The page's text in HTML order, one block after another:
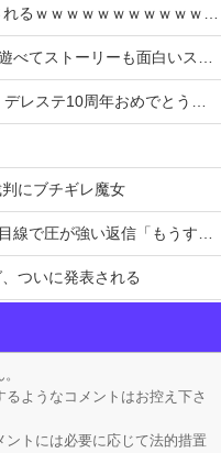
ｗｗｗｗｗｗｗｗｗｗｗｗｗ
面白いスタバレの上位互換だとまじで好評
更新SSR八神マキノ・イベントSRイヴ、SR望月聖！
にブチギレ魔女
曲を救いたい歌ってみた企画と視聴者に対するSNS投稿が大荒れ
ついに発表される
、
ようなコメントはお控え下さ
ントには必要に応じて法的措置